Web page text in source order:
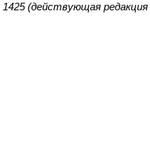
(действующая редакция